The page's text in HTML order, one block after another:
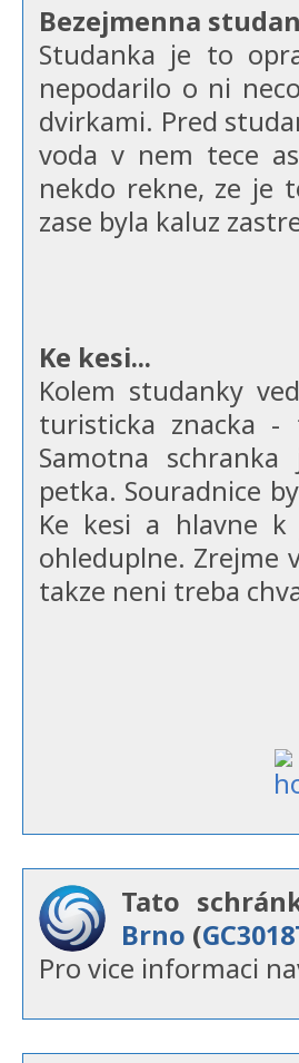
Bezejmenna
Studanka je to
nepodarilo o ni
dvirkami. Pred
voda v nem tece
nekdo rekne, ze je
zase byla kaluz
Ke kesi...
Kolem studanky
turisticka znacka
Samotna
petka. Souradnice
Ke kesi a hlavne k
ohleduplne. Zrejme
takze neni treba
Tato
Brno (
Pro vice informaci